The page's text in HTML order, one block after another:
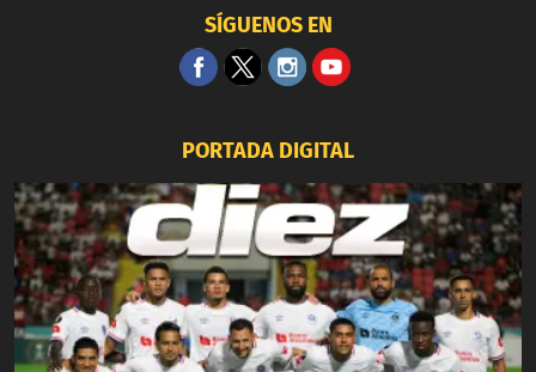
SÍGUENOS EN
PORTADA DIGITAL